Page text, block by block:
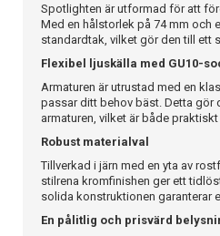
Spotlighten är utformad för att
Med en hålstorlek på 74 mm och
standardtak, vilket gör den till ett
Flexibel ljuskälla med GU10-
Armaturen är utrustad med en
passar ditt behov bäst. Detta gör
armaturen, vilket är både
Robust materialval
Tillverkad i järn med en yta av
stilrena kromfinishen ger ett
solida konstruktionen garanterar
En pålitlig och prisvärd